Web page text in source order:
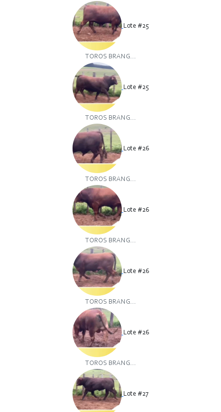
Lote #25
TOROS BRANG...
Lote #25
TOROS BRANG...
Lote #26
TOROS BRANG...
Lote #26
TOROS BRANG...
Lote #26
TOROS BRANG...
Lote #26
TOROS BRANG...
Lote #27